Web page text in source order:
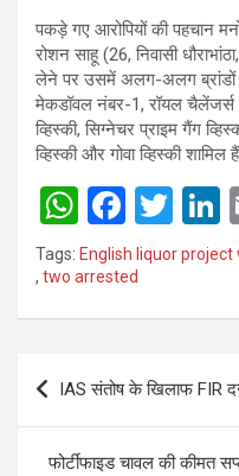
पकड़े गए आरोपियों की पहचान
रोशन साहू (26, निवासी
लेने पर उसमें अलग-अलग ब्रांडों
मेकडॉवल नंबर-1, रॉयल चैलेंजर्स
व्हिस्की, सिग्नेचर प्राइम गैंग
व्हिस्की और गोवा व्हिस्की शामिल
W
h
at
s
p
p
F
a
ce
b
o
k
T
wi
er
n
Tags: English liquor
, two arrested
Post
navigation
IAS संतोष के खिलाफ FIR
फोर्टीफाइड चावल की कीमत